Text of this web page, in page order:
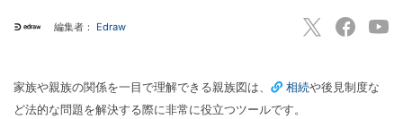
P&ID
思考整理
記事
オンラインAIツール
AIマインドマップ自動作成 >
EdrawMax > EdrawMind >
編集者： Edraw
家族や親族の関係を一目で理解できる親族図は、 相続や後見制度な
ど法的な問題を解決する際に非常に役立つツールです。